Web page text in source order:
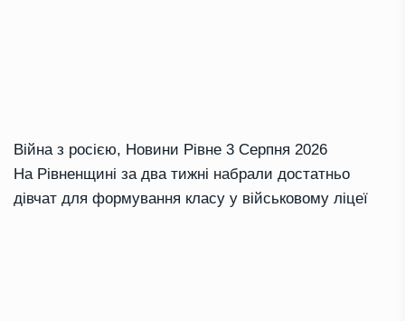
Війна з росією, Новини Рівне 3 Серпня 2026
На Рівненщині за два тижні набрали достатньо
дівчат для формування класу у військовому ліцеї